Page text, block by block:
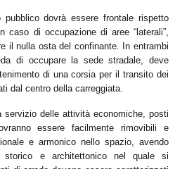
pubblico dovrà essere frontale rispetto
caso di occupazione di aree “laterali”,
il nulla osta del confinante. In entrambi
di occupare la sede stradale, deve
di una corsia per il transito dei
dal centro della carreggiata.
servizio delle attività economiche, posti
essere facilmente rimovibili e
e armonico nello spazio, avendo
storico e architettonico nel quale si